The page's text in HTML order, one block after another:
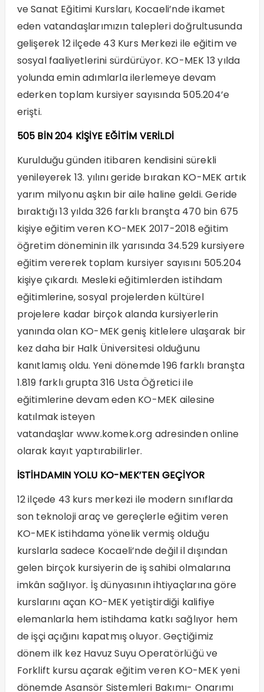
ve Sanat Eğitimi Kursları, Kocaeli’nde ikamet
eden vatandaşlarımızın talepleri doğrultusunda
gelişerek 12 ilçede 43 Kurs Merkezi ile eğitim ve
sosyal faaliyetlerini sürdürüyor. KO-MEK 13 yılda
yolunda emin adımlarla ilerlemeye devam
ederken toplam kursiyer sayısında 505.204’e
erişti.
505 BİN 204 KİŞİYE EĞİTİM VERİLDİ
Kurulduğu günden itibaren kendisini sürekli
yenileyerek 13. yılını geride bırakan KO-MEK artık
yarım milyonu aşkın bir aile haline geldi. Geride
bıraktığı 13 yılda 326 farklı branşta 470 bin 675
kişiye eğitim veren KO-MEK 2017-2018 eğitim
öğretim döneminin ilk yarısında 34.529 kursiyere
eğitim vererek toplam kursiyer sayısını 505.204
kişiye çıkardı. Mesleki eğitimlerden istihdam
eğitimlerine, sosyal projelerden kültürel
projelere kadar birçok alanda kursiyerlerin
yanında olan KO-MEK geniş kitlelere ulaşarak bir
kez daha bir Halk Üniversitesi olduğunu
kanıtlamış oldu. Yeni dönemde 196 farklı branşta
1.819 farklı grupta 316 Usta Öğretici ile
eğitimlerine devam eden KO-MEK ailesine
katılmak isteyen
vatandaşlar www.komek.org adresinden online
olarak kayıt yaptırabilirler.
İSTİHDAMIN YOLU KO-MEK’TEN GEÇİYOR
12 ilçede 43 kurs merkezi ile modern sınıflarda
son teknoloji araç ve gereçlerle eğitim veren
KO-MEK istihdama yönelik vermiş olduğu
kurslarla sadece Kocaeli’nde değil il dışından
gelen birçok kursiyerin de iş sahibi olmalarına
imkân sağlıyor. İş dünyasının ihtiyaçlarına göre
kurslarını açan KO-MEK yetiştirdiği kalifiye
elemanlarla hem istihdama katkı sağlıyor hem
de işçi açığını kapatmış oluyor. Geçtiğimiz
dönem ilk kez Havuz Suyu Operatörlüğü ve
Forklift kursu açarak eğitim veren KO-MEK yeni
dönemde Asansör Sistemleri Bakımı- Onarımı